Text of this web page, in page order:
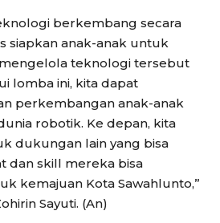
berkembang secara
siapkan anak-anak untuk
teknologi tersebut
lomba ini, kita dapat
perkembangan anak-anak
robotik. Ke depan, kita
dukungan lain yang bisa
dan skill mereka bisa
kemajuan Kota Sawahlunto,”
Sayuti. (An)